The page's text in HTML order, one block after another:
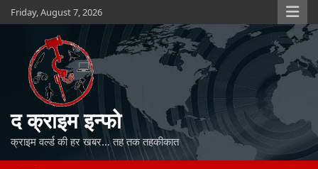
Skip
to
Friday, August 7, 2026
द क्राइम इन्फो
क्राइम वर्ल्ड की हर खबर… तह तक तहकीकात